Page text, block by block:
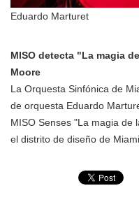
Eduardo Marturet
MISO detecta "La magia
Moore
La Orquesta Sinfónica de
de orquesta Eduardo
MISO Senses "La magia de
el distrito de diseño de